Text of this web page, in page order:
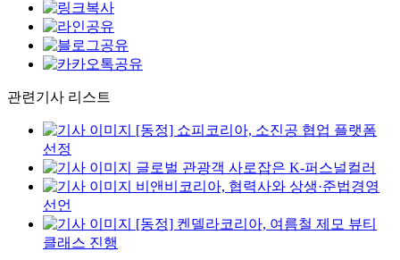
관련기사 리스트
[동정] 쇼피코리아, 소진공 협업 플랫폼
선정
글로벌 관광객 사로잡은 K-퍼스널컬러
비앤비코리아, 협력사와 상생·준법경영
선언
[동정] 켄델라코리아, 여름철 제모 뷰티
클래스 진행